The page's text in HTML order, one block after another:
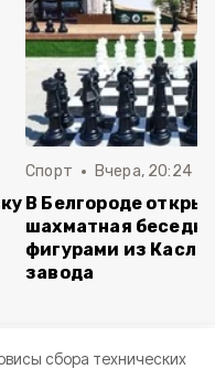
сбора технических
Спорт Вчера, 20:24
В Белгороде
шахматная
фигурами из
завода